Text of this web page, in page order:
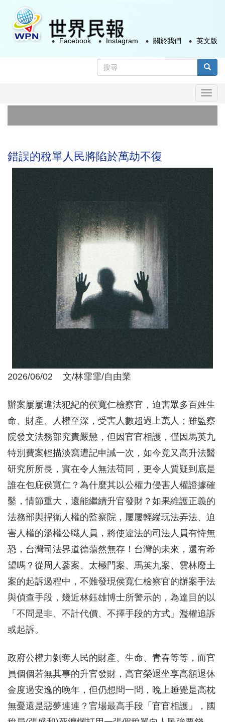
容
搜
尋
Facebook Instagram 關於我們 英文版
錯誤的稅單人民將陷於萬劫不復
2026/06/02 文/林霏霏/自由業
辦案屢屢違法犯紀的侯寬仁檢察官，迫害眾多百姓生
命、財產、人權至深，受害人數超過上萬人；雖監察
院發文法務部究責嚴懲，但因官官相護，僅因馬英九
特別費案輕描淡寫遭記申誡一次，如今竟又高升法醫
研究所所長，實在令人無法苟同，更令人質疑到底是
誰在包庇侯寬仁？為什麼其以公權力侵害人權證據確
鑿，情節重大，還能繼續升官發財？如果維護正義的
法務部與捍衛人權的監察院，屢屢輕縱玩法弄法、迫
害人權的濫權公職人員，將使違法的司法人員有恃無
恐，台灣司法界道德蕩然無存！台灣的未來，還有希
望嗎？從周人蔘案、太極門案、馬英九案、雲林廢土
案的起訴過程中，不難發現侯寬仁檢察官的辦案手法
與偵查手段，幾近林鈺雄博士所警示的，為達目的以
「不問是非、不計代價、不擇手段的方式」濫權追訴
或起訴。
政府公權力剝奪人民的財產、生命、青春等等，而官
員個個若無其事的升官發財，高官榮退坐享高額退休
金度過安逸的晚年，但仍想問一問，晚上睡覺是高枕
無憂還是惡夢連連？官場最高手段「官官相護」，國